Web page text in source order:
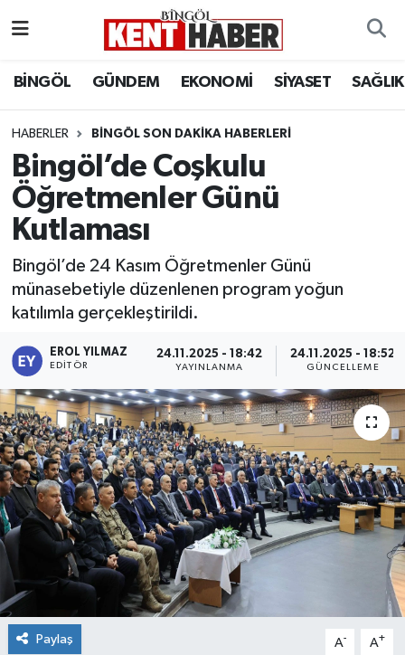
BİNGÖL GÜNDEM EKONOMİ SİYASET SAĞLIK
HABERLER BINGÖL SON DAKIKA HABERLERI
Bingöl’de Coşkulu
Öğretmenler Günü
Kutlaması
Bingöl’de 24 Kasım Öğretmenler Günü
münasebetiyle düzenlenen program yoğun
katılımla gerçekleştirildi.
EROL YILMAZ
EDITÖR
24.11.2025 - 18:42
YAYINLANMA
24.11.2025 - 18:52
GÜNCELLEME
Paylaş A- A+
BİLİM-TEKNOLOJİ
DÜNYA
EĞİTİM
GENÇ
GÜNDEM
KARLIOVA
KİĞI
MERKEZ
RESMİ İLANLAR
SAĞLIK
SİYASET
Bingöl Hava Durumu
Bingöl Namaz Vakitleri
Bingöl Trafik Yoğunluk Haritası
Süper Lig Puan Durumu ve Fikstür
Tüm Manşetler
Son Dakika Haberleri
Haber Arşivi